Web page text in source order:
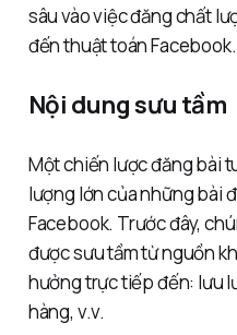
sâu vào việc đăng chất
đến thuật toán Facebook.
Nội dung sưu tầm
Một chiến lược đăng bài
lượng lớn của những bài
Facebook. Trước đây,
được sưu tầm từ nguồn
hưởng trực tiếp đến: lưu
hàng, v.v.